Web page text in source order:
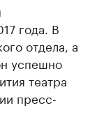
года. В
отдела, а
успешно
театра
пресс-